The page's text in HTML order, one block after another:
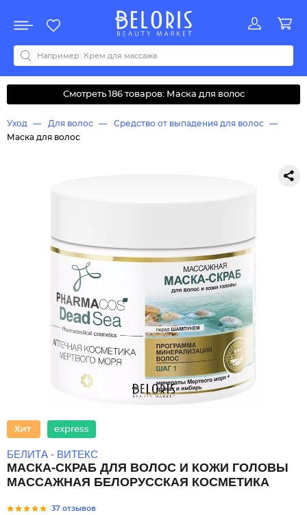
Акции
Все бренды
0-9ABCDEFGHIJKLMNOPQRSTUVWYZАБВДЗИМОКЛНПРСТУФ
Смотреть 186 товаров: Маска для волос
Уход Для волос
Средство от выпадения для волос
Маска для волос
express
БЕЛИТА - ВИТЕКС
МАСКА-СКРАБ ДЛЯ ВОЛОС И КОЖИ ГОЛОВЫ
МАССАЖНАЯ БЕЛОРУССКАЯ КОСМЕТИКА
37 отзывов